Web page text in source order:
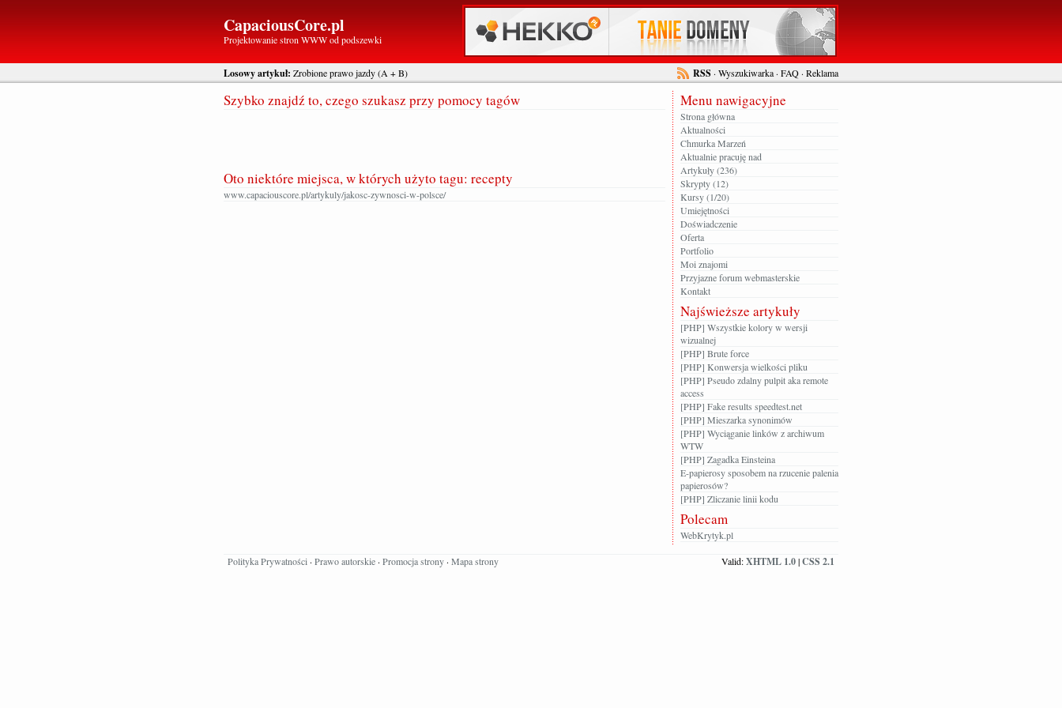
CapaciousCore.pl
Projektowanie stron WWW od podszewki
Losowy artykuł: Zrobione prawo jazdy (A + B) RSS · Wyszukiwarka · FAQ · Reklama
Szybko znajdź to, czego szukasz przy pomocy tagów
Oto niektóre miejsca, w których użyto tagu: recepty
www.capaciouscore.pl/artykuly/jakosc-zywnosci-w-polsce/
Menu nawigacyjne
Strona główna
Aktualności
Chmurka Marzeń
Aktualnie pracuję nad
Artykuły (236)
Skrypty (12)
Kursy (1/20)
Umiejętności
Doświadczenie
Oferta
Portfolio
Moi znajomi
Przyjazne forum webmasterskie
Kontakt
Najświeższe artykuły
[PHP] Wszystkie kolory w wersji
wizualnej
[PHP] Brute force
[PHP] Konwersja wielkości pliku
[PHP] Pseudo zdalny pulpit aka remote
access
[PHP] Fake results speedtest.net
[PHP] Mieszarka synonimów
[PHP] Wyciąganie linków z archiwum
WTW
[PHP] Zagadka Einsteina
E-papierosy sposobem na rzucenie palenia
papierosów?
[PHP] Zliczanie linii kodu
Polecam
WebKrytyk.pl
Polityka Prywatności · Prawo autorskie · Promocja strony · Mapa strony Valid:XHTML 1.0|CSS 2.1